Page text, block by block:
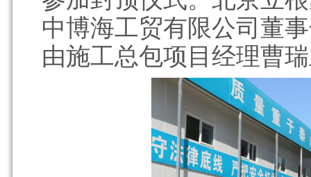
中博海工贸有限公司董
由施工总包项目经理曹